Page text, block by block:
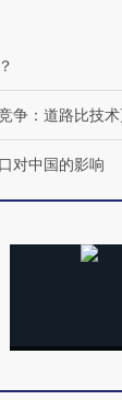
导弹“救急”
争：道路比技
对中国的影响